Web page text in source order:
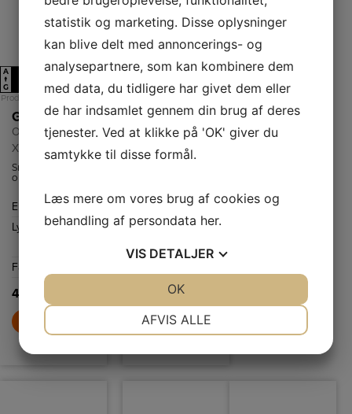
A
↑
G
Produktdatablad
Gram Opvaskemaskine
OM 4330-90 RT
X/1
Smal
opvaskemaskine
indretning,
Quick&Clean
program og
TurboDrying.
Energiklasse
E
Lydniveau
45
Farve
4.599,-
A
G
E
Produktdatablad
Gram Fryseskab FS 481864 N X
FS 481864 N X
så du aldrig skal
tænke på at
afrime det.
Energiklasse
E
Frysekapacitet
netto
280
7.399,-
statistik og marketing. Disse oplysninger
kan blive delt med annoncerings- og
analysepartnere, som kan kombinere dem
med data, du tidligere har givet dem eller
de har indsamlet gennem din brug af deres
tjenester. Ved at klikke på 'OK' giver du
samtykke til disse formål.
Læs mere om vores brug af cookies og
behandling af persondata her.
VIS DETALJER
MARKETING STATISTIK
AFVIS ALLE
OK